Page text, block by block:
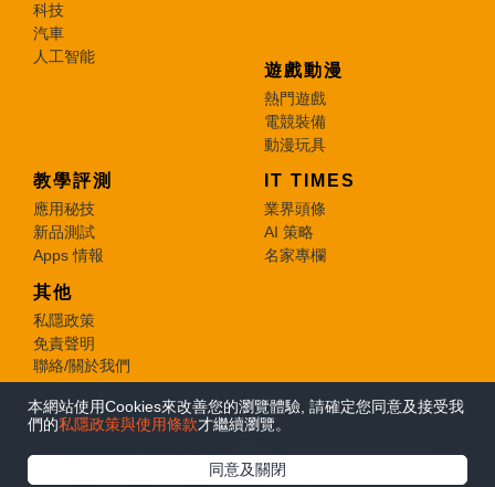
本網站使用Cookies來改善您的瀏覽體驗, 請確定您同意及接受我
們的私隱政策與使用條款才繼續瀏覽。
同意及關閉
科技
汽車
人工智能
遊戲動漫
熱門遊戲
電競裝備
動漫玩具
教學評測
應用秘技
新品測試
Apps 情報
IT TIMES
業界頭條
AI 策略
名家專欄
其他
私隱政策
免責聲明
聯絡/關於我們
© 2026 e-zone. All Rights Reserved.